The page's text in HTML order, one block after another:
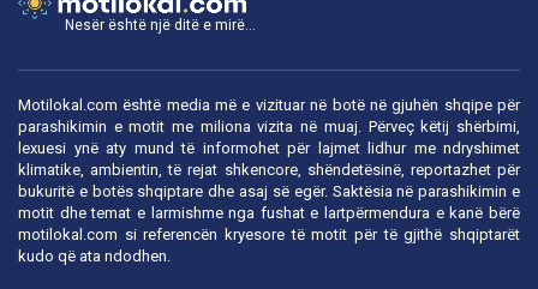
Nesër është një ditë e mirë...
Motilokal.com është media më e vizituar në botë në gjuhën shqipe për
parashikimin e motit me miliona vizita në muaj. Përveç këtij shërbimi,
lexuesi ynë aty mund të informohet për lajmet lidhur me ndryshimet
klimatike, ambientin, të rejat shkencore, shëndetësinë, reportazhet për
bukuritë e botës shqiptare dhe asaj së egër. Saktësia në parashikimin e
motit dhe temat e larmishme nga fushat e lartpërmendura e kanë bërë
motilokal.com si referencën kryesore të motit për të gjithë shqiptarët
kudo që ata ndodhen.